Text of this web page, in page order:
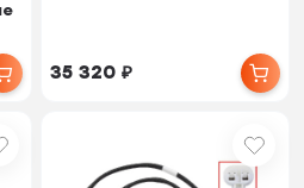
35 320₽